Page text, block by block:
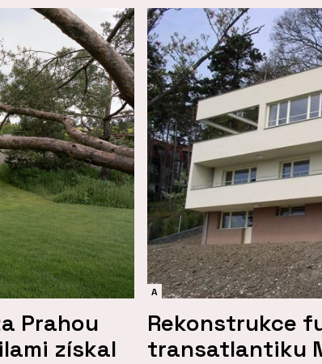
Prahou
získal
A
Rekonstrukce
transatlantiku